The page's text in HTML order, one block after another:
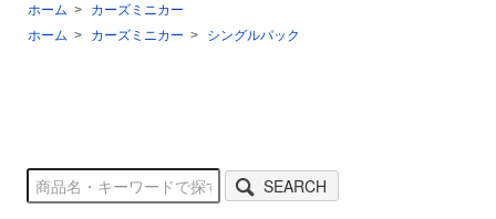
ホーム >
カーズミニカー
ホーム > カーズミニカー > シングルパック
SEARCH